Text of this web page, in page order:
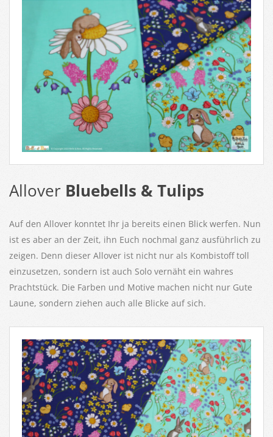
Allover Bluebells & Tulips
Auf den Allover konntet Ihr ja bereits einen Blick werfen. Nun
ist es aber an der Zeit, ihn Euch nochmal ganz ausführlich zu
zeigen. Denn dieser Allover ist nicht nur als Kombistoff toll
einzusetzen, sondern ist auch Solo vernäht ein wahres
Prachtstück. Die Farben und Motive machen nicht nur Gute
Laune, sondern ziehen auch alle Blicke auf sich.